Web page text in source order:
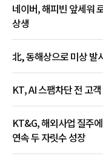
네이버, 해피빈 앞세워
상생
北, 동해상으로 미상
KT, AI 스팸차단 전 고
KT&G, 해외사업 질주
연속 두 자릿수 성장